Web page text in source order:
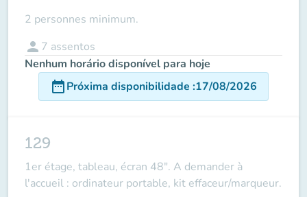
2 personnes minimum.
person 7 assentos
Nenhum horário disponível para hoje
date_rangePróxima disponibilidade :17/08/2026
129
1er étage, tableau, écran 48". A demander à
l'accueil : ordinateur portable, kit effaceur/marqueur.